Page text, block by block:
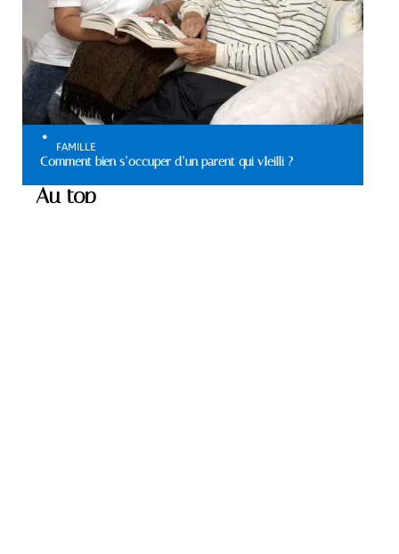
FAMILLE
Comment bien s’occuper d’un parent qui vIeilli ?
Au top